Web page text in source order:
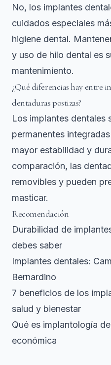
No, los implantes
cuidados especiales
higiene dental.
y uso de hilo dental es
mantenimiento.
¿Qué diferencias hay entre
dentaduras postizas?
Los implantes dentales
permanentes
mayor estabilidad y
comparación, las
removibles y pueden
masticar.
Recomendación
Durabilidad de
debes saber
Implantes dentales:
Bernardino
7 beneficios de los
salud y bienestar
Qué es implantología
económica